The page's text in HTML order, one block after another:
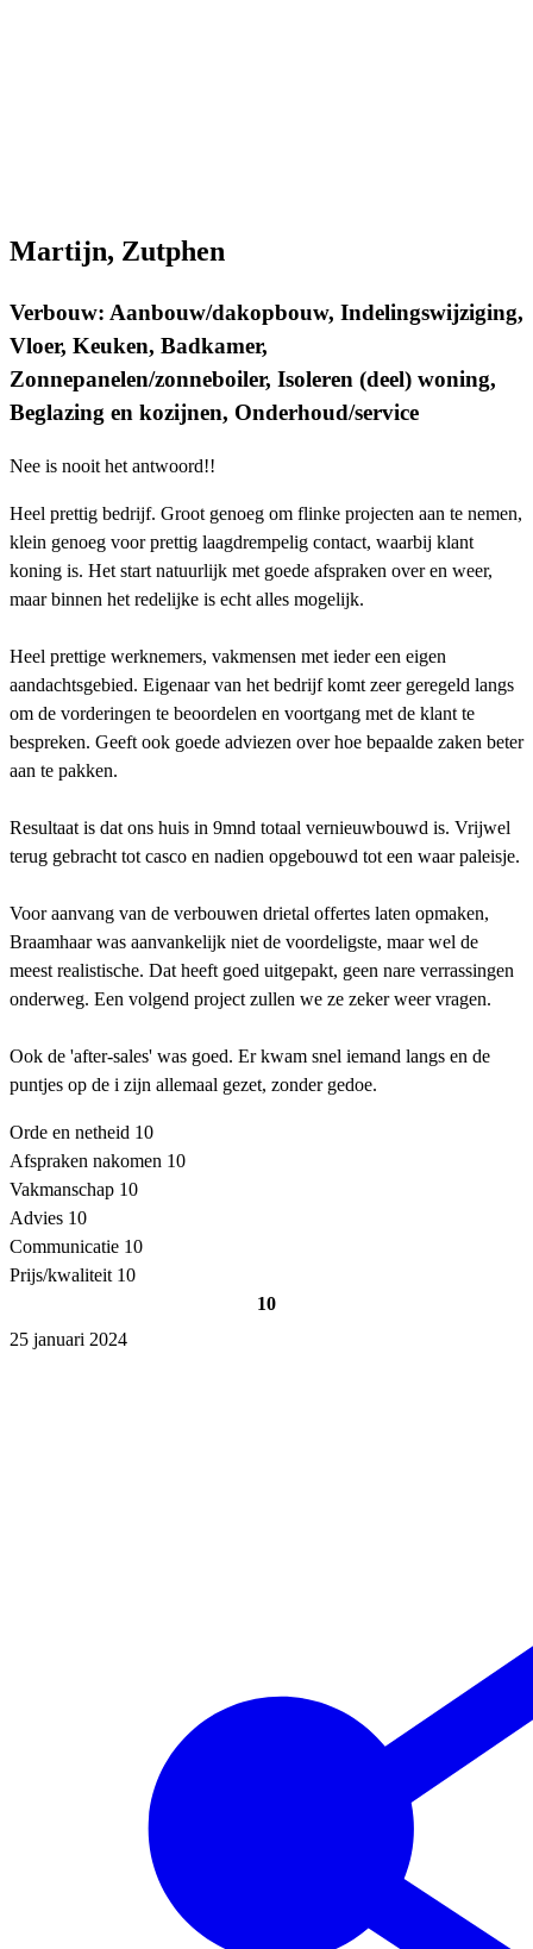
Martijn, Zutphen
Verbouw: Aanbouw/dakopbouw, Indelingswijziging,
Vloer, Keuken, Badkamer,
Zonnepanelen/zonneboiler, Isoleren (deel) woning,
Beglazing en kozijnen, Onderhoud/service
Nee is nooit het antwoord!!
Heel prettig bedrijf. Groot genoeg om flinke projecten aan te nemen,
klein genoeg voor prettig laagdrempelig contact, waarbij klant
koning is. Het start natuurlijk met goede afspraken over en weer,
maar binnen het redelijke is echt alles mogelijk.
Heel prettige werknemers, vakmensen met ieder een eigen
aandachtsgebied. Eigenaar van het bedrijf komt zeer geregeld langs
om de vorderingen te beoordelen en voortgang met de klant te
bespreken. Geeft ook goede adviezen over hoe bepaalde zaken beter
aan te pakken.
Resultaat is dat ons huis in 9mnd totaal vernieuwbouwd is. Vrijwel
terug gebracht tot casco en nadien opgebouwd tot een waar paleisje.
Voor aanvang van de verbouwen drietal offertes laten opmaken,
Braamhaar was aanvankelijk niet de voordeligste, maar wel de
meest realistische. Dat heeft goed uitgepakt, geen nare verrassingen
onderweg. Een volgend project zullen we ze zeker weer vragen.
Ook de 'after-sales' was goed. Er kwam snel iemand langs en de
puntjes op de i zijn allemaal gezet, zonder gedoe.
Orde en netheid 10
Afspraken nakomen 10
Vakmanschap 10
Advies 10
Communicatie 10
Prijs/kwaliteit 10
10
25 januari 2024